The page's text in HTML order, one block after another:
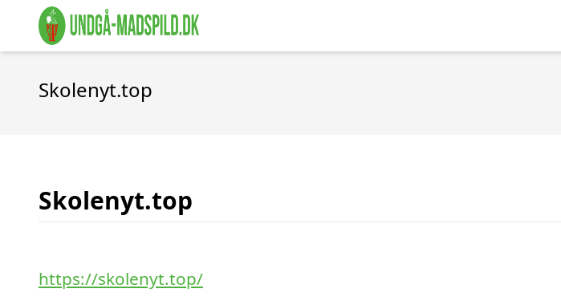
Skolenyt.top
Skolenyt.top
https://skolenyt.top/